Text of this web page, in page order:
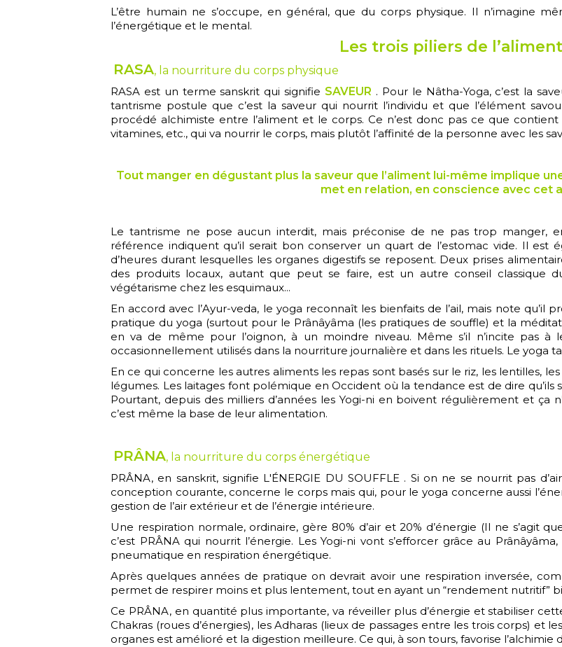
L’être humain ne s’occupe, en général, que du corps physique. Il n’imagine
l’énergétique et le mental.
Les trois piliers de
RASA, la nourriture du corps physique
RASA est un terme sanskrit qui signifie SAVEUR . Pour le Nâtha-Yoga, c’est la
tantrisme postule que c’est la saveur qui nourrit l’individu et que l’élément
procédé alchimiste entre l’aliment et le corps. Ce n’est donc pas ce que
vitamines, etc., qui va nourrir le corps, mais plutôt l’affinité de la personne avec les
Tout manger en dégustant plus la saveur que l’aliment lui-même implique
met en relation, en conscience avec cet
Le tantrisme ne pose aucun interdit, mais préconise de ne pas trop manger,
référence indiquent qu’il serait bon conserver un quart de l’estomac vide. Il
d’heures durant lesquelles les organes digestifs se reposent. Deux prises
des produits locaux, autant que peut se faire, est un autre conseil classique
végétarisme chez les esquimaux...
En accord avec l’Ayur-veda, le yoga reconnaît les bienfaits de l’ail, mais note
pratique du yoga (surtout pour le Prânâyâma (les pratiques de souffle) et la
en va de même pour l’oignon, à un moindre niveau. Même s’il n’incite pas
occasionnellement utilisés dans la nourriture journalière et dans les rituels. Le yoga
En ce qui concerne les autres aliments les repas sont basés sur le riz, les lentilles,
légumes. Les laitages font polémique en Occident où la tendance est de dire
Pourtant, depuis des milliers d’années les Yogi-ni en boivent régulièrement et ça
c’est même la base de leur alimentation.
PRÂNA, la nourriture du corps énergétique
PRÂNA, en sanskrit, signifie L'ÉNERGIE DU SOUFFLE . Si on ne se nourrit pas
conception courante, concerne le corps mais qui, pour le yoga concerne aussi
gestion de l’air extérieur et de l’énergie intérieure.
Une respiration normale, ordinaire, gère 80% d’air et 20% d’énergie (Il ne s’agit
c’est PRÂNA qui nourrit l’énergie. Les Yogi-ni vont s’efforcer grâce au
pneumatique en respiration énergétique.
Après quelques années de pratique on devrait avoir une respiration inversée,
permet de respirer moins et plus lentement, tout en ayant un “rendement nutritif”
Ce PRÂNA, en quantité plus importante, va réveiller plus d’énergie et stabiliser
Chakras (roues d’énergies), les Adharas (lieux de passages entre les trois corps) et
organes est amélioré et la digestion meilleure. Ce qui, à son tours, favorise l’alchimie